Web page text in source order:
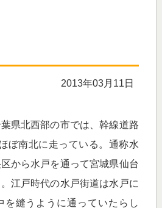
2013年03月11日
県北西部の市では、幹線道路
ぼ南北に走っている。通称水
から水戸を通って宮城県仙台
江戸時代の水戸街道は水戸に
を縫うように通っていたらし